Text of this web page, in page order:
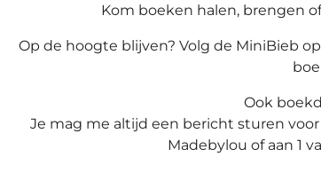
Kom boeken halen, brengen
Op de hoogte blijven? Volg de MiniBieb
Ook
Je mag me altijd een bericht sturen
Madebylou of aan 1